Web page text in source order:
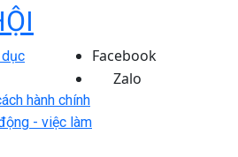
dục
hành chính
- việc làm
Facebook
Zalo